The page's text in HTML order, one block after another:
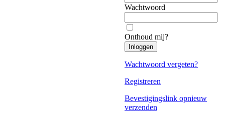
Wachtwoord
Onthoud mij?
Inloggen
Wachtwoord vergeten?
Registreren
Bevestigingslink opnieuw
verzenden